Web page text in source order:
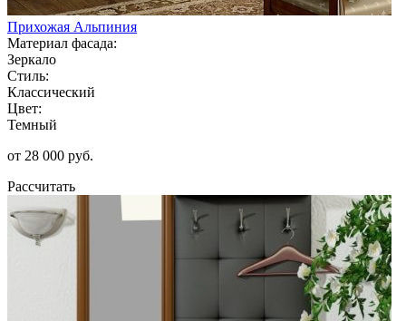
Прихожая Альпиния
Материал фасада:
Зеркало
Стиль:
Классический
Цвет:
Темный
от 28 000 руб.
Рассчитать